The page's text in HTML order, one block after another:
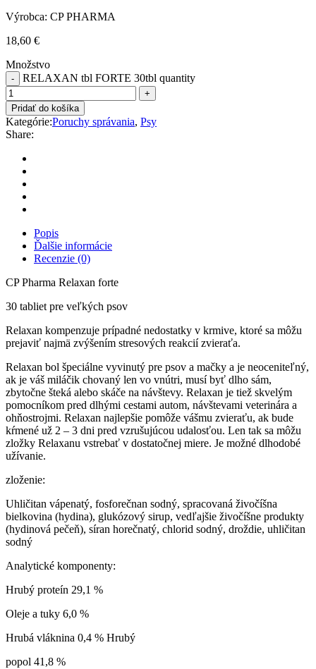
Výrobca: CP PHARMA
18,60 €
Množstvo
RELAXAN tbl FORTE 30tbl quantity
Pridať do košíka
Kategórie:Poruchy správania, Psy
Share:
Popis
Ďalšie informácie
Recenzie (0)
CP Pharma Relaxan forte
30 tabliet pre veľkých psov
Relaxan kompenzuje prípadné nedostatky v krmive, ktoré sa môžu
prejaviť najmä zvýšením stresových reakcií zvieraťa.
Relaxan bol špeciálne vyvinutý pre psov a mačky a je neoceniteľný,
ak je váš miláčik chovaný len vo vnútri, musí byť dlho sám,
zbytočne šteká alebo skáče na návštevy. Relaxan je tiež skvelým
pomocníkom pred dlhými cestami autom, návštevami veterinára a
ohňostrojmi. Relaxan najlepšie pomôže vášmu zvieraťu, ak bude
kŕmené už 2 – 3 dni pred vzrušujúcou udalosťou. Len tak sa môžu
zložky Relaxanu vstrebať v dostatočnej miere. Je možné dlhodobé
užívanie.
zloženie:
Uhličitan vápenatý, fosforečnan sodný, spracovaná živočíšna
bielkovina (hydina), glukózový sirup, vedľajšie živočíšne produkty
(hydinová pečeň), síran horečnatý, chlorid sodný, droždie, uhličitan
sodný
Analytické komponenty:
Hrubý proteín 29,1 %
Oleje a tuky 6,0 %
Hrubá vláknina 0,4 % Hrubý
popol 41,8 %